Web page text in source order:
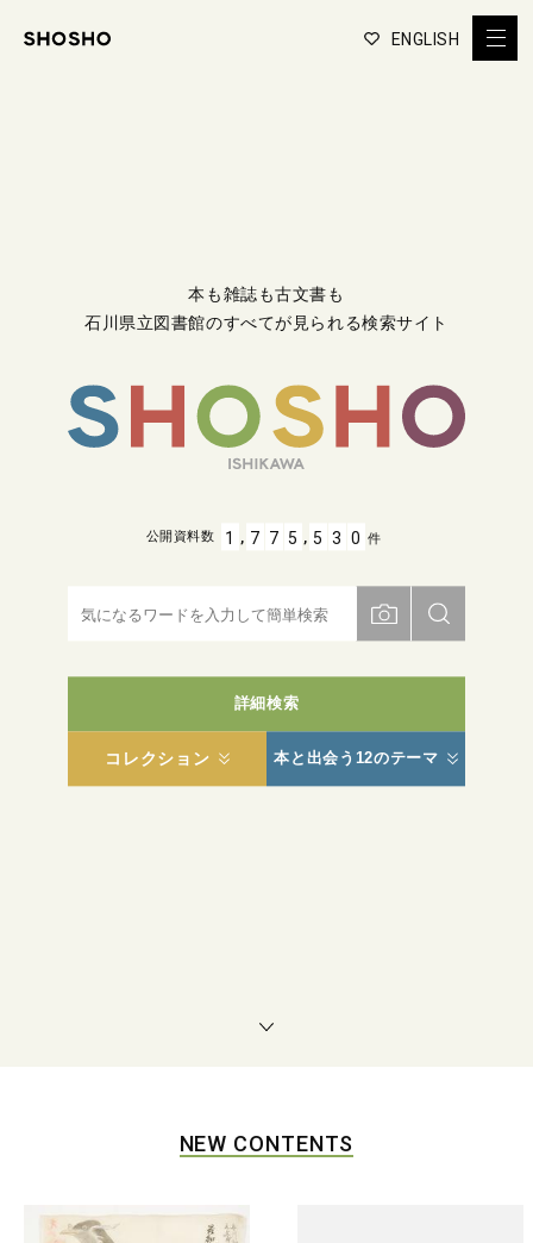
ENGLISH
本も雑誌も古文書も
石川県立図書館のすべてが見られる検索サイト
詳細検索
コレクション 本と出会う12のテーマ
公開資料数 1 , 7 7 5 , 5 3 0 件
NEW CONTENTS